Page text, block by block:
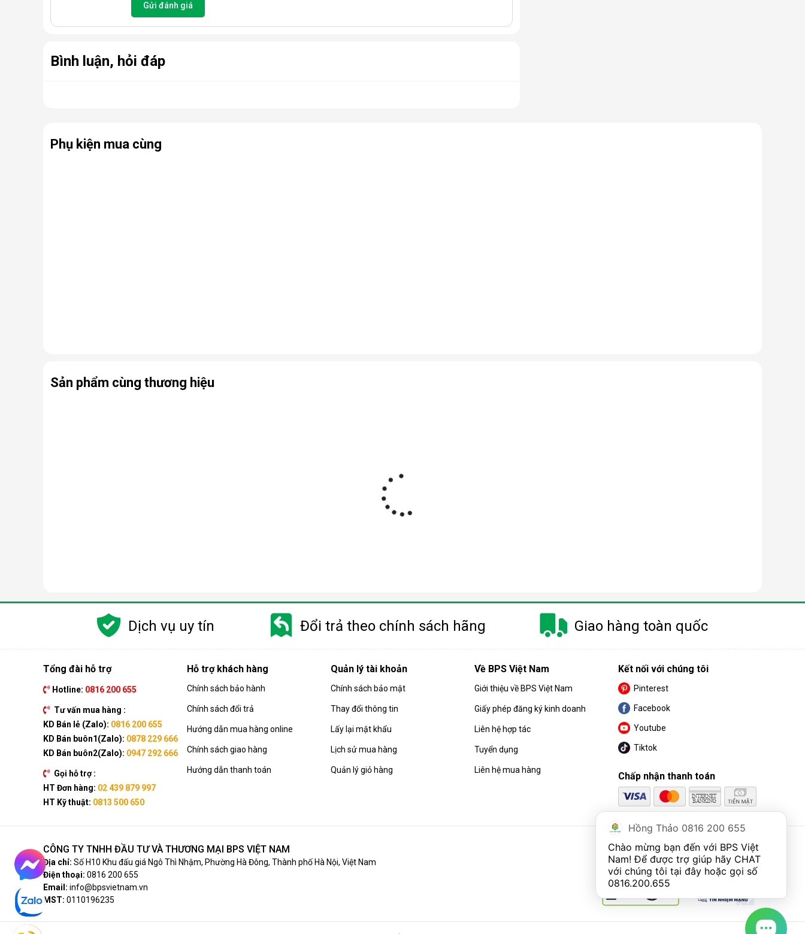
Gửi đánh giá
Bình luận, hỏi đáp
Phụ kiện mua cùng
Sản phẩm cùng thương hiệu
Dịch vụ uy tín Đổi trả theo chính sách hãng Giao hàng toàn quốc
Tổng đài hỗ trợ
Hotline: 0816 200 655
Tư vấn mua hàng :
KD Bán lẻ (Zalo): 0816 200 655
KD Bán buôn1(Zalo): 0878 229 666
KD Bán buôn2(Zalo): 0947 292 666
Gọi hỗ trợ :
HT Đơn hàng: 02 439 879 997
HT Kỹ thuật: 0813 500 650
Hỗ trợ khách hàng
Chính sách bảo hành
Chính sách đổi trả
Hướng dẫn mua hàng online
Chính sách giao hàng
Hướng dẫn thanh toán
Quản lý tài khoản
Chính sách bảo mật
Thay đổi thông tin
Lấy lại mật khẩu
Lịch sử mua hàng
Quản lý giỏ hàng
Về BPS Việt Nam
Giới thiệu về BPS Việt Nam
Giấy phép đăng ký kinh doanh
Liên hệ hợp tác
Tuyển dụng
Liên hệ mua hàng
Kết nối với chúng tôi
Pinterest
Facebook
Youtube
Tiktok
Chấp nhận thanh toán
CÔNG TY TNHH ĐẦU TƯ VÀ THƯƠNG MẠI BPS VIỆT NAM
Địa chỉ: Số H10 Khu đấu giá Ngô Thì Nhậm, Phường Hà Đông, Thành phố Hà Nội, Việt Nam
Điện thoại: 0816 200 655
Email: info@bpsvietnam.vn
MST: 0110196235
Hồng Thảo 0816 200 655
Chào mừng bạn đến với BPS Việt
Nam! Để được trợ giúp hãy CHAT
0816.200.655